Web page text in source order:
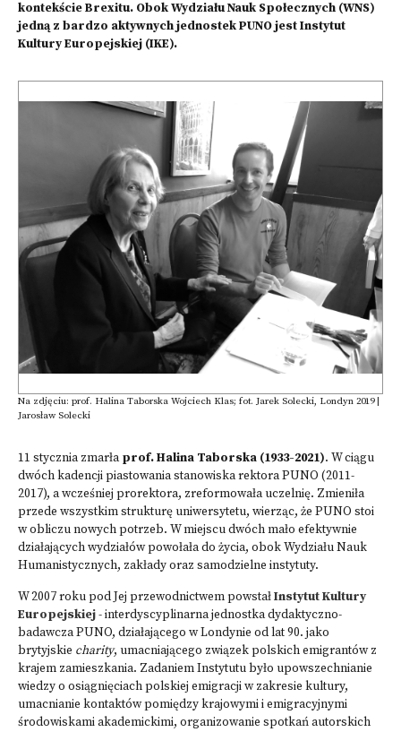
kontekście Brexitu. Obok Wydziału Nauk Społecznych (WNS)
jedną z bardzo aktywnych jednostek PUNO jest Instytut
Kultury Europejskiej (IKE).
Na zdjęciu: prof. Halina Taborska Wojciech Klas; fot. Jarek Solecki, Londyn 2019 |
Jarosław Solecki
11 stycznia zmarła prof. Halina Taborska (1933-2021). W ciągu
dwóch kadencji piastowania stanowiska rektora PUNO (2011-
2017), a wcześniej prorektora, zreformowała uczelnię. Zmieniła
przede wszystkim strukturę uniwersytetu, wierząc, że PUNO stoi
w obliczu nowych potrzeb. W miejscu dwóch mało efektywnie
działających wydziałów powołała do życia, obok Wydziału Nauk
Humanistycznych, zakłady oraz samodzielne instytuty.
W 2007 roku pod Jej przewodnictwem powstałInstytut Kultury
Europejskiej- interdyscyplinarna jednostka dydaktyczno-
badawcza PUNO, działającego w Londynie od lat 90. jako
brytyjskie charity, umacniającego związek polskich emigrantów z
krajem zamieszkania. Zadaniem Instytutu było upowszechnianie
wiedzy o osiągnięciach polskiej emigracji w zakresie kultury,
umacnianie kontaktów pomiędzy krajowymi i emigracyjnymi
środowiskami akademickimi, organizowanie spotkań autorskich